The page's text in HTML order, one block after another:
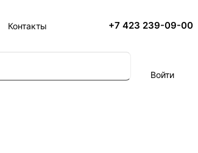
Контакты +7 423 239-09-00
Войти